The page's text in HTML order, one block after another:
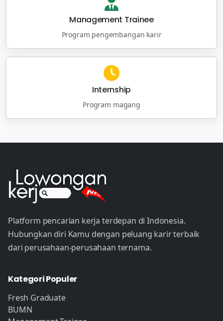
Management Trainee
Program pengembangan karir
Internship
Program magang
Platform pencarian kerja terdepan di Indonesia.
Hubungkan diri Kamu dengan peluang karir terbaik
dari perusahaan-perusahaan ternama.
Kategori Populer
Fresh Graduate
BUMN